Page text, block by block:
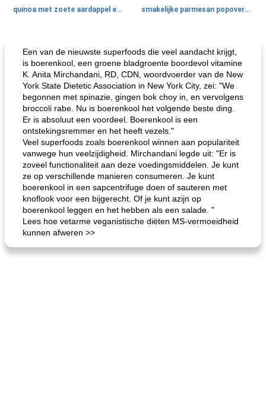
quinoa met zoete aardappel en champignons smakelijke parmesan popovers (gezonder!)
gemakkelijke rijst en hamburger een gerecht diner
Een van de nieuwste superfoods die veel aandacht krijgt,
is boerenkool, een groene bladgroente boordevol vitamine
K. Anita Mirchandani, RD, CDN, woordvoerder van de New
York State Dietetic Association in New York City, zei: "We
begonnen met spinazie, gingen bok choy in, en vervolgens
broccoli rabe. Nu is boerenkool het volgende beste ding.
Er is absoluut een voordeel. Boerenkool is een
ontstekingsremmer en het heeft vezels."
Veel superfoods zoals boerenkool winnen aan populariteit
vanwege hun veelzijdigheid. Mirchandani legde uit: "Er is
zoveel functionaliteit aan deze voedingsmiddelen. Je kunt
ze op verschillende manieren consumeren. Je kunt
boerenkool in een sapcentrifuge doen of sauteren met
knoflook voor een bijgerecht. Of je kunt azijn op
boerenkool leggen en het hebben als een salade. "
Lees hoe vetarme veganistische diëten MS-vermoeidheid
kunnen afweren >>